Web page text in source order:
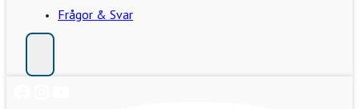
Frågor & Svar